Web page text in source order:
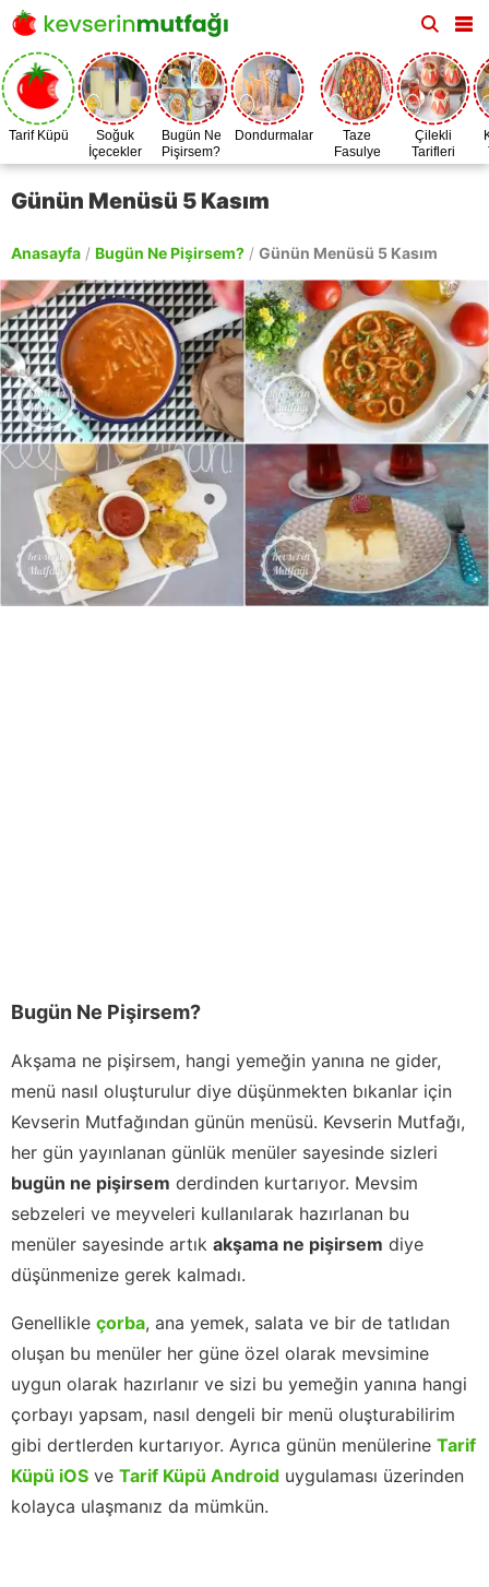
Tarif Küpü
Soğuk
İçecekler
Bugün Ne
Pişirsem?
Dondurmalar
Taze
Fasulye
Zamanı
Çilekli
Tarifleri
Günün Menüsü 5 Kasım
Anasayfa / Bugün Ne Pişirsem? / Günün Menüsü 5 Kasım
Bugün Ne Pişirsem?
Akşama ne pişirsem, hangi yemeğin yanına ne gider,
menü nasıl oluşturulur diye düşünmekten bıkanlar için
Kevserin Mutfağından günün menüsü. Kevserin Mutfağı,
her gün yayınlanan günlük menüler sayesinde sizleri
bugün ne pişirsem derdinden kurtarıyor. Mevsim
sebzeleri ve meyveleri kullanılarak hazırlanan bu
menüler sayesinde artık akşama ne pişirsem diye
düşünmenize gerek kalmadı.
Genellikle çorba, ana yemek, salata ve bir de tatlıdan
oluşan bu menüler her güne özel olarak mevsimine
uygun olarak hazırlanır ve sizi bu yemeğin yanına hangi
çorbayı yapsam, nasıl dengeli bir menü oluşturabilirim
gibi dertlerden kurtarıyor. Ayrıca günün menülerine Tarif
Küpü iOS ve Tarif Küpü Android uygulaması üzerinden
kolayca ulaşmanız da mümkün.